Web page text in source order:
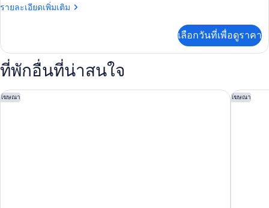
มิ
สวีท
(Duplex)
รายละเอียดเพิ่มเติม
ราย
เกี่ยว
กับ
ห้อง
มิ
ลี่
เลือกวันที่เพื่อดูราคา
ที่พักอื่นที่น่าสนใจ
โฆษณา
ซาน วิโอ พาเลซ ลักชัวรี อพาร์ตเมนต์ โฆษณา
โรงแรม